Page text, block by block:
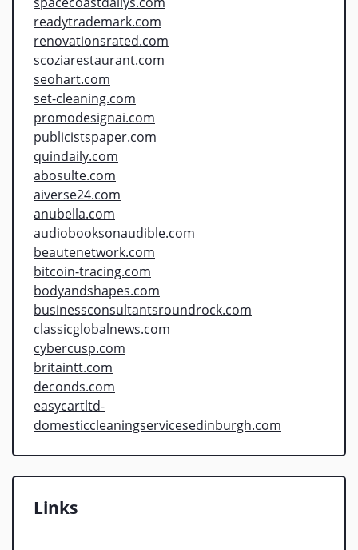
readytrademark.com
renovationsrated.com
scoziarestaurant.com
seohart.com
set-cleaning.com
promodesignai.com
publicistspaper.com
quindaily.com
abosulte.com
aiverse24.com
anubella.com
audiobooksonaudible.com
beautenetwork.com
bitcoin-tracing.com
bodyandshapes.com
businessconsultantsroundrock.com
classicglobalnews.com
cybercusp.com
britaintt.com
deconds.com
easycartltd-
domesticcleaningservicesedinburgh.com
Links